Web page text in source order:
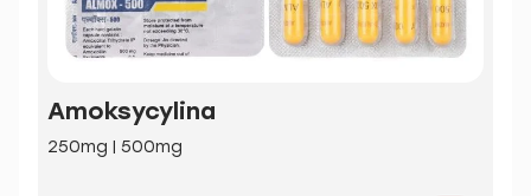
Amoksycylina
250mg | 500mg